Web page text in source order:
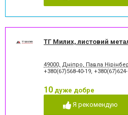
ТГ Милих, листовий
49000, Дніпро, Павла
+380(67)568-40-19,
10 дуже добре
Я рекомендую